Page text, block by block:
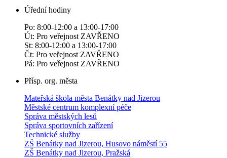
Úřední hodiny
Po: 8:00-12:00 a 13:00-17:00
Út: Pro veřejnost ZAVŘENO
St: 8:00-12:00 a 13:00-17:00
Čt: Pro veřejnost ZAVŘENO
Pá: Pro veřejnost ZAVŘENO
Přísp. org. města
Mateřská škola města Benátky nad Jizerou
Městské centrum komplexní péče
Správa městských lesů
Správa sportovních zařízení
Technické služby
ZŠ Benátky nad Jizerou, Husovo náměstí 55
ZŠ Benátky nad Jizerou, Pražská